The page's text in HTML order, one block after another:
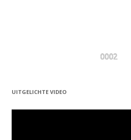
0002
UITGELICHTE VIDEO